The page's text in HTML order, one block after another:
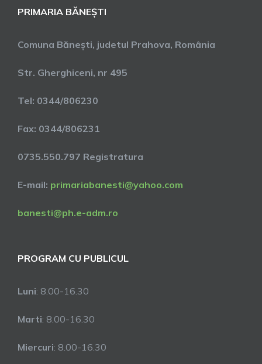
PRIMARIA BĂNEȘTI
Comuna Bănești, judetul Prahova, România
Str. Gherghiceni, nr 495
Tel: 0344/806230
Fax: 0344/806231
0735.550.797 Registratura
E-mail: primariabanesti@yahoo.com
banesti@ph.e-adm.ro
PROGRAM CU PUBLICUL
Luni: 8.00-16.30
Marti: 8.00-16.30
Miercuri: 8.00-16.30